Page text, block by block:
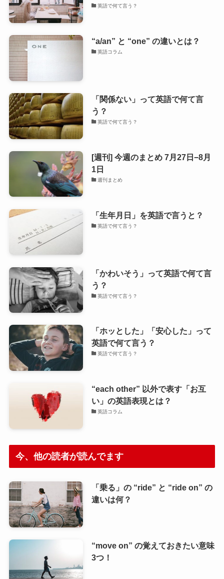
英語で何て言う？
“a/an” と “one” の違いとは？
英語コラム
「関係ない」って英語で何て言
う？
英語で何て言う？
[週刊] 今週のまとめ 7月27日−8月
1日
週刊まとめ
「生年月日」を英語で言うと？
英語で何て言う？
「かわいそう」って英語で何て言
う？
英語で何て言う？
「ホッとした」「安心した」って
英語で何て言う？
英語で何て言う？
“each other” 以外で表す「お互
い」の英語表現とは？
英語コラム
今、他の読者が読んでます
「乗る」の “ride” と “ride on” の
違いは何？
“move on” の覚えておきたい意味
3つ！